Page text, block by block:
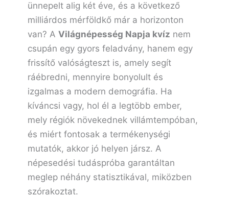
ünnepelt alig két éve, és a következő
milliárdos mérföldkő már a horizonton
van? A Világnépesség Napja kvíz nem
csupán egy gyors feladvány, hanem egy
frissítő valóságteszt is, amely segít
ráébredni, mennyire bonyolult és
izgalmas a modern demográfia. Ha
kíváncsi vagy, hol él a legtöbb ember,
mely régiók növekednek villámtempóban,
és miért fontosak a termékenységi
mutatók, akkor jó helyen jársz. A
népesedési tudáspróba garantáltan
meglep néhány statisztikával, miközben
szórakoztat.